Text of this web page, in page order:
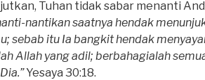
Tuhan tidak sabar menanti
nantikan saatnya hendak
sebab itu Ia bangkit hendak
Allah yang adil; berbahagialah
Yesaya 30:18.